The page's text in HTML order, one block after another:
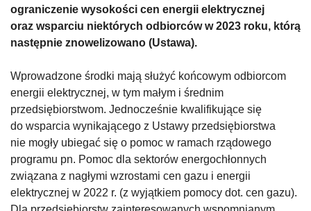
ograniczenie wysokości cen energii elektrycznej
oraz wsparciu niektórych odbiorców w 2023 roku, którą
następnie znowelizowano (Ustawa).
Wprowadzone środki mają służyć końcowym odbiorcom
energii elektrycznej, w tym małym i średnim
przedsiębiorstwom. Jednocześnie kwalifikujące się
do wsparcia wynikającego z Ustawy przedsiębiorstwa
nie mogły ubiegać się o pomoc w ramach rządowego
programu pn. Pomoc dla sektorów energochłonnych
związana z nagłymi wzrostami cen gazu i energii
elektrycznej w 2022 r. (z wyjątkiem pomocy dot. cen gazu).